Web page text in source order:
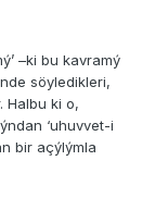
–ki bu kavramý
söyledikleri,
Halbu ki o,
‘uhuvvet-i
bir açýlýmla